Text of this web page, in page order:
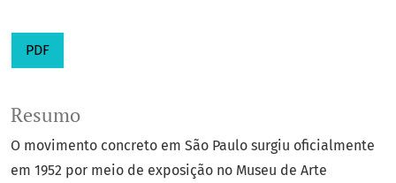
PDF
Resumo
O movimento concreto em São Paulo surgiu oficialmente
em 1952 por meio de exposição no Museu de Arte